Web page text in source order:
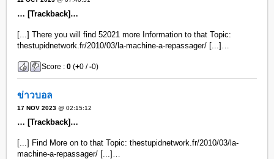
… [Trackback]…
[...] There you will find 52021 more Information to that Topic:
thestupidnetwork.fr/2010/03/la-machine-a-repassager/ [...]…
Score :0 (+0 /-0)
ข่าวบอล
17 NOV 2023 @ 02:15:12
… [Trackback]…
[...] Find More on to that Topic: thestupidnetwork.fr/2010/03/la-
machine-a-repassager/ [...]…